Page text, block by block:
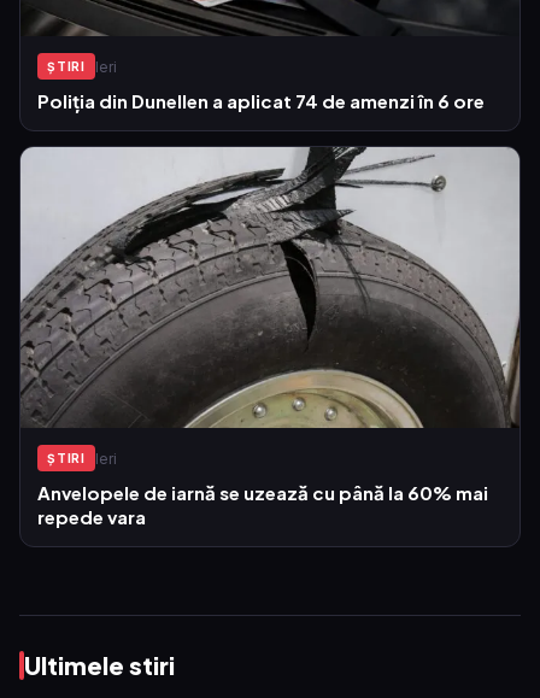
ŞTIRI Ieri
Poliția din Dunellen a aplicat 74 de amenzi în 6 ore
ŞTIRI Ieri
Anvelopele de iarnă se uzează cu până la 60% mai
repede vara
Ultimele stiri